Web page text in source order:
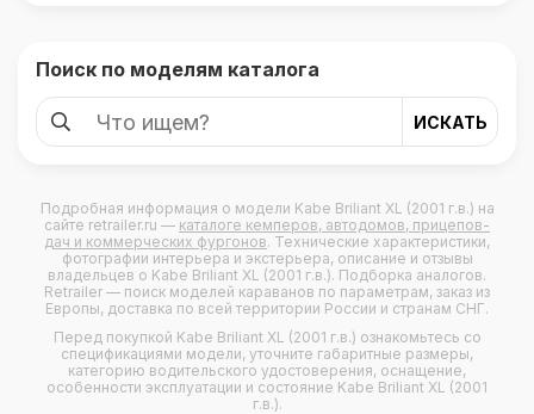
Поиск по моделям каталога
Подробная информация о модели Kabe Briliant XL (2001 г.в.) на
сайте retrailer.ru — каталоге кемперов, автодомов, прицепов-
дач и коммерческих фургонов. Технические характеристики,
фотографии интерьера и экстерьера, описание и отзывы
владельцев о Kabe Briliant XL (2001 г.в.). Подборка аналогов.
Retrailer — поиск моделей караванов по параметрам, заказ из
Европы, доставка по всей территории России и странам СНГ.
Перед покупкой Kabe Briliant XL (2001 г.в.) ознакомьтесь со
спецификациями модели, уточните габаритные размеры,
категорию водительского удостоверения, оснащение,
особенности эксплуатации и состояние Kabe Briliant XL (2001
г.в.).